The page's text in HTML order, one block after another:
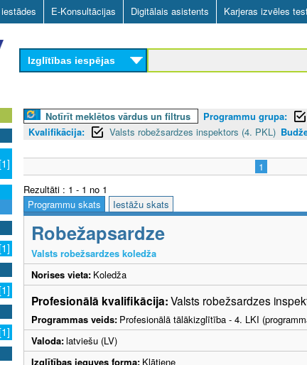
Skip
to
main
content
E-Konsultācijas Digitālais asistents Karjeras izvēles
Izglītības iespējas
[1]
[1]
[1]
[1]
Notīrīt meklētos vārdus un filtrus Programmu grupa:
Kvalifikācija:
Valsts robežsardzes inspektors (4. PKL)
1
Rezultāti : 1 - 1 no 1
Programmu skats
Iestāžu skats
Robežapsardze
Valsts robežsardzes koledža
Norises vieta: Koledža
Profesionālā kvalifikācija:Valsts robežsardzes
Programmas veids: Profesionālā tālākizglītība - 4. LKI
Valoda:latviešu (LV)
Izglītības ieguves forma: Klātiene